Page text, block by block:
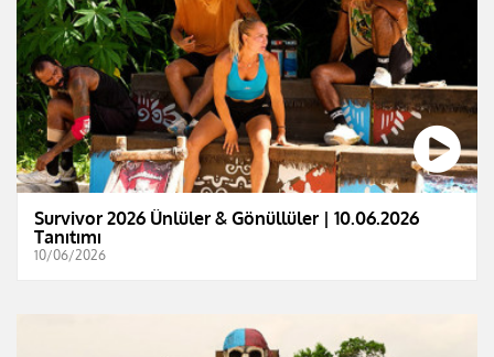
Survivor 2026 Ünlüler & Gönüllüler | 10.06.2026
Tanıtımı
10/06/2026